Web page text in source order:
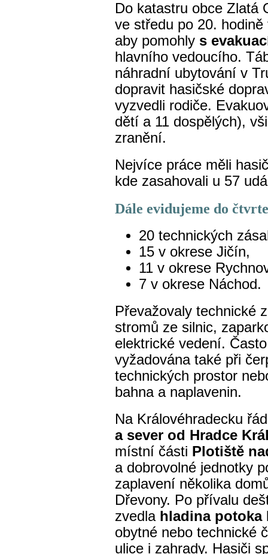
Do katastru obce Zlatá
ve středu po 20.
aby pomohly s
hlavního vedoucího.
náhradní ubytování v
dopravit hasičské
vyzvedli rodiče.
dětí a 11 dospělých),
zranění.
Nejvíce práce měli
kde zasahovali u 57
Dále evidujeme do
20 technických
15 v okrese Jičín,
11 v okrese
7 v okrese Náchod.
Převažovaly technické
stromů ze silnic,
elektrické vedení.
vyžadována také při
technických prostor
bahna a naplavenin.
Na Královéhradecku
a sever od Hradce
místní části Plotiště
a dobrovolné jednotky
zaplavení několika
Dřevony. Po přívalu
zvedla hladina potoka
obytné nebo technické
ulice i zahrady. Hasiči